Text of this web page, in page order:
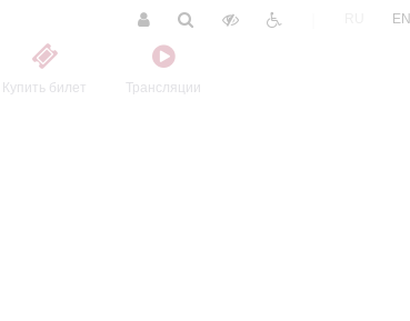
Купить билет Трансляции
EN